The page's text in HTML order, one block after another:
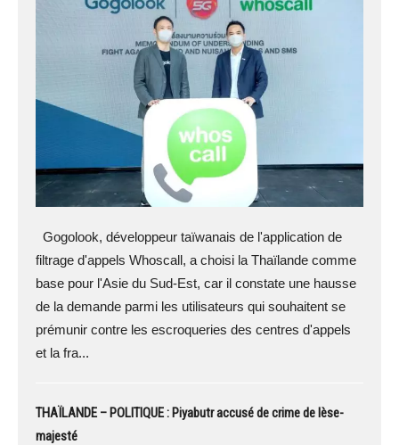
Gogolook, développeur taïwanais de l'application de
filtrage d'appels Whoscall, a choisi la Thaïlande comme
base pour l'Asie du Sud-Est, car il constate une hausse
de la demande parmi les utilisateurs qui souhaitent se
prémunir contre les escroqueries des centres d'appels
et la fra...
THAÏLANDE – POLITIQUE : Piyabutr accusé de crime de lèse-
majesté